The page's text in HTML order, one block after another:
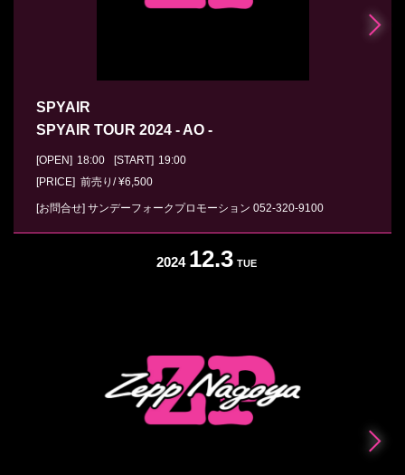
SPYAIR
SPYAIR TOUR 2024 - AO -
[OPEN] 18:00 [START] 19:00
[PRICE] 前売り/ ¥6,500
[お問合せ] サンデーフォークプロモーション 052-320-9100
2024 12.3 TUE